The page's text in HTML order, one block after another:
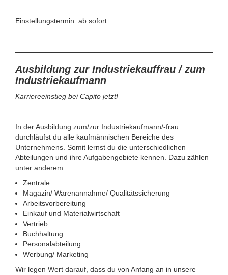
Einstellungstermin: ab sofort
Ausbildung zur Industriekauffrau / zum
Industriekaufmann
Karriereeinstieg bei Capito jetzt!
In der Ausbildung zum/zur Industriekaufmann/-frau
durchläufst du alle kaufmännischen Bereiche des
Unternehmens. Somit lernst du die unterschiedlichen
Abteilungen und ihre Aufgabengebiete kennen. Dazu zählen
unter anderem:
Zentrale
Magazin/ Warenannahme/ Qualitätssicherung
Arbeitsvorbereitung
Einkauf und Materialwirtschaft
Vertrieb
Buchhaltung
Personalabteilung
Werbung/ Marketing
Wir legen Wert darauf, dass du von Anfang an in unsere